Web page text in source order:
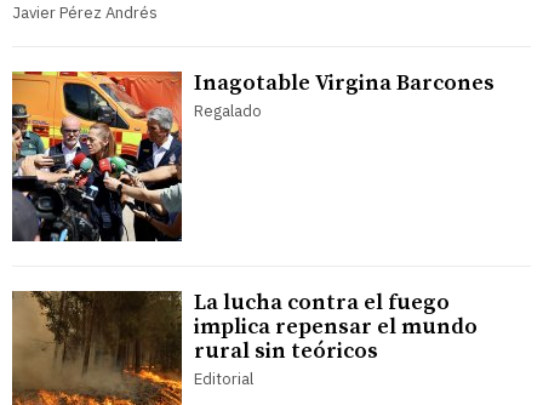
Javier Pérez Andrés
Inagotable Virgina Barcones
Regalado
La lucha contra el fuego
implica repensar el mundo
rural sin teóricos
Editorial